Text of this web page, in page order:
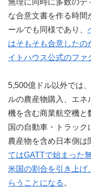
な合意文書を作る時間
ールでも同様であり、
はそもそも合意したの
イトハウス公式のファ
5,500億ドル以外では
ルの農産物購入、エ
機を含む商業航空機と
国の自動車・トラック
農産物を含め日本側は
てはGATTで始まった
米国の割合を引き上げ
らうことになる 。